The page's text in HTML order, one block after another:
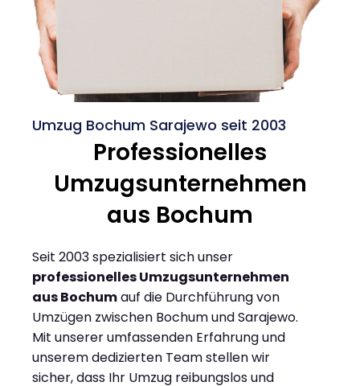
Umzug Bochum Sarajewo seit 2003
Professionelles
Umzugsunternehmen
aus Bochum
Seit 2003 spezialisiert sich unser
professionelles Umzugsunternehmen
aus Bochumauf die Durchführung von
Umzügen zwischen Bochum und Sarajewo.
Mit unserer umfassenden Erfahrung und
unserem dedizierten Team stellen wir
sicher, dass Ihr Umzug reibungslos und